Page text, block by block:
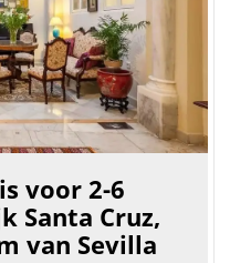
voor 2-6
Santa Cruz,
van Sevilla